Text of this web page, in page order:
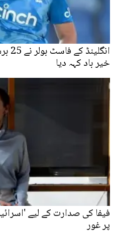
خیر باد کہہ دیا
فیفا کی صدارت کے لیے
پر غور